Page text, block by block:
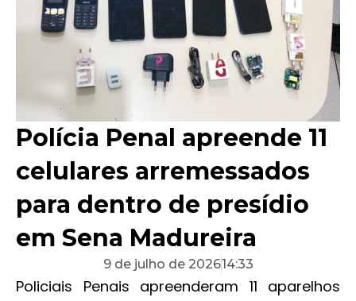
Polícia Penal apreende 11
celulares arremessados
para dentro de presídio
em Sena Madureira
9 de julho de 202614:33
Policiais Penais apreenderam 11 aparelhos